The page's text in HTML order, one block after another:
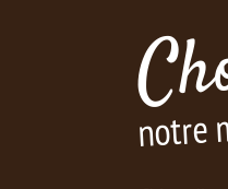
notre